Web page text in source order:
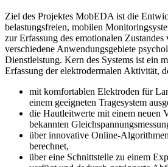
Ziel des Projektes MobEDA ist die
belastungsfreien, mobilen
zur Erfassung des emotionalen Zustandes
verschiedene Anwendungsgebiete
Dienstleistung. Kern des Systems ist ein
Erfassung der elektrodermalen Aktivität,
mit komfortablen Elektroden für
einem geeigneten Tragesystem
die Hautleitwerte mit einem neuen
bekannten
über innovative Online-
berechnet,
über eine Schnittstelle zu einem